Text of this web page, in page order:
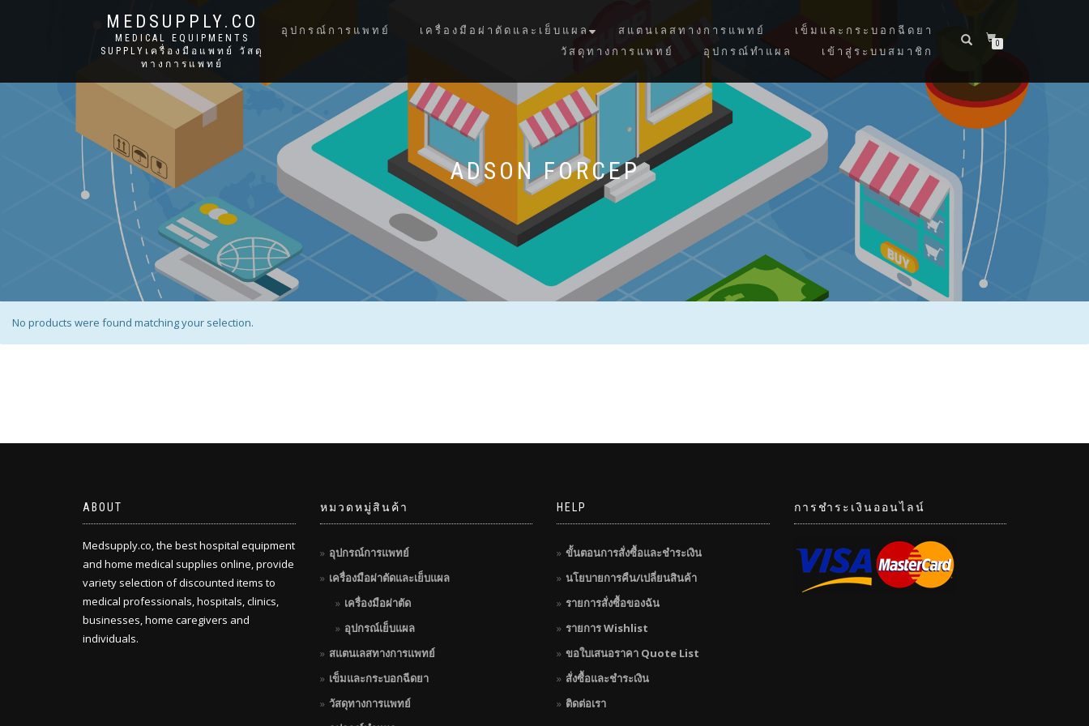
MEDSUPPLY.CO
MEDICAL EQUIPMENTS
SUPPLYเครื่องมือแพทย์ วัสดุ
ทางการแพทย์
อุปกรณ์การแพทย์ เครื่องมือผ่าตัดและเย็บแผล สแตนเลสทางการแพทย์
เข็มและกระบอกฉีดยา
วัสดุทางการแพทย์
อุปกรณ์ทำแผล เข้าสู่ระบบสมาชิก
0
ADSON FORCEP
No products were found matching your selection.
ABOUT
Medsupply.co, the best hospital equipment
and home medical supplies online, provide
variety selection of discounted items to
medical professionals, hospitals, clinics,
businesses, home caregivers and
individuals.
หมวดหมู่สินค้า
อุปกรณ์การแพทย์
เครื่องมือผ่าตัดและเย็บแผล
เครื่องมือผ่าตัด
อุปกรณ์เย็บแผล
สแตนเลสทางการแพทย์
เข็มและกระบอกฉีดยา
วัสดุทางการแพทย์
HELP
ขั้นตอนการสั่งซื้อและชำระเงิน
นโยบายการคืน/เปลี่ยนสินค้า
รายการสั่งซื้อของฉัน
รายการ Wishlist
ขอใบเสนอราคา Quote List
สั่งซื้อและชำระเงิน
ติดต่อเรา
การชำระเงินออนไลน์